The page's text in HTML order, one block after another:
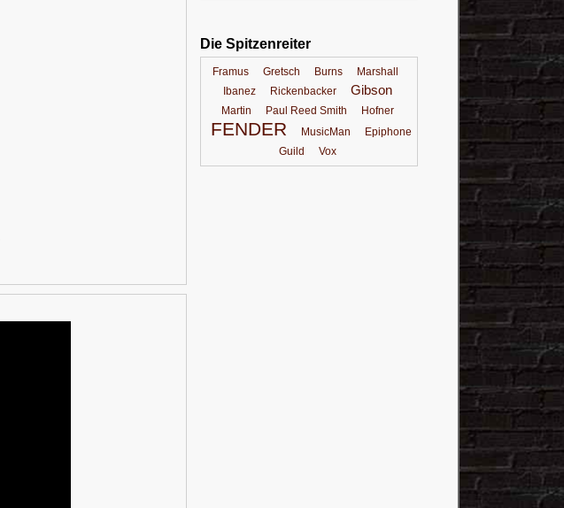
Die Spitzenreiter
Framus Gretsch Burns
Marshall
Ibanez
Rickenbacker Gibson
Martin Paul Reed Smith Hofner
FENDER MusicMan
Epiphone
Guild
Vox